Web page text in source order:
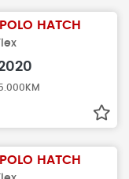
POLO HATCH
POLO HATCH